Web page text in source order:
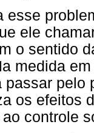
esse
ele
o sentido
medida
passar pelo
os efeitos
controle